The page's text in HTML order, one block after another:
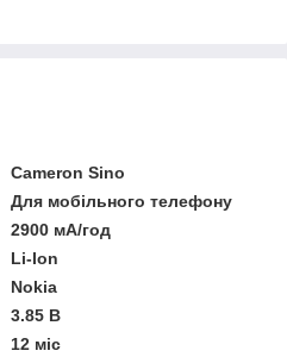
Cameron Sino
Для мобільного телефону
2900 мА/год
Li-Ion
Nokia
3.85 В
12 міс